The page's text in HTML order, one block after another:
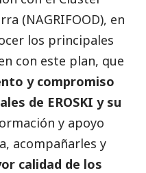
(NAGRIFOOD), en
los principales
con este plan, que
y compromiso
de EROSKI y su
y apoyo
acompañarles y
calidad de los